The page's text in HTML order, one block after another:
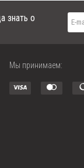
знать о
Мы принимаем: